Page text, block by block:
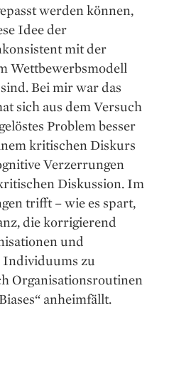
werden können,
Idee der
mit der
Wettbewerbsmodell
Bei mir war das
sich aus dem Versuch
Problem besser
kritischen Diskurs
Verzerrungen
Diskussion. Im
trifft – wie es spart,
die korrigierend
und
Individuums zu
Organisationsroutinen
anheimfällt.